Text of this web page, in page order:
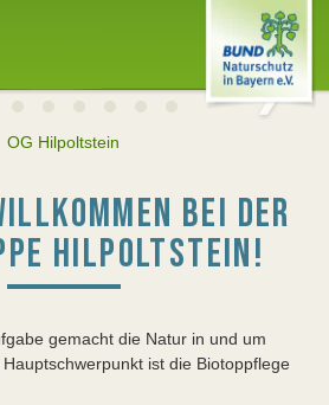
OG Hilpoltstein
BEI DER
HILPOLTSTEIN!
gemacht die Natur in und um
ist die Biotoppflege